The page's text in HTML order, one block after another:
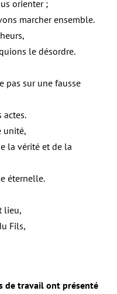
orienter ;
marcher ensemble.
le désordre.
pas sur une fausse
unité,
la vérité et de la
éternelle.
lieu,
Fils,
de travail ont présenté